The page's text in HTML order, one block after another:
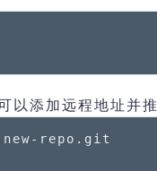
以添加远程地址并
repo.git